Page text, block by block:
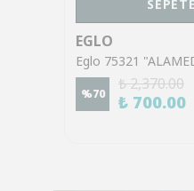
EGLO
%70
₺ 2,370.00
₺ 700.00